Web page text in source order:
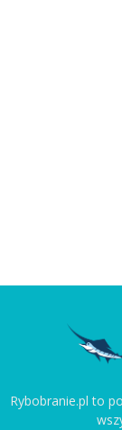
Rybobranie.pl to